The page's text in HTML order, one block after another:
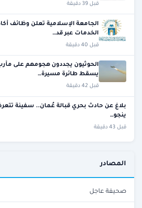
قبل 39 دقيقة
الجامعة
الخدمات عبر قد…
قبل 40 دقيقة
الحوثيون يجددون هجومهم على
يسقط طائرة مسيرة…
قبل 42 دقيقة
بلاغ عن حادث بحري قبالة عُمان.. سفينة
ينجو…
قبل 43 دقيقة
المصادر
صحيفة عاجل